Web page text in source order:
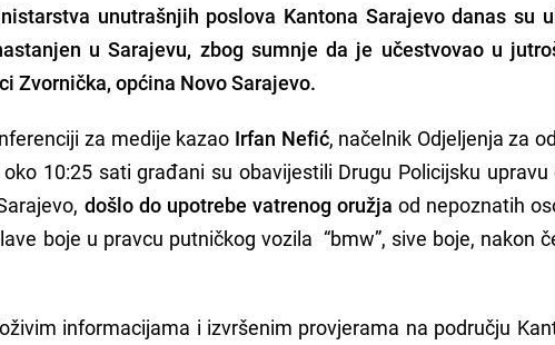
unutrašnjih poslova Kantona Sarajevo danas su
u Sarajevu, zbog sumnje da je učestvovao u
Zvornička, općina Novo Sarajevo.
za medije kazao Irfan Nefić, načelnik Odjeljenja za
oko 10:25 sati građani su obavijestili Drugu Policijsku
došlo do upotrebe vatrenog oružja od nepoznatih
boje u pravcu putničkog vozila “bmw”, sive boje, nakon
informacijama i izvršenim provjerama na području